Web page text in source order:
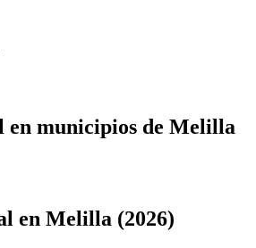
en municipios de Melilla
en Melilla (2026)